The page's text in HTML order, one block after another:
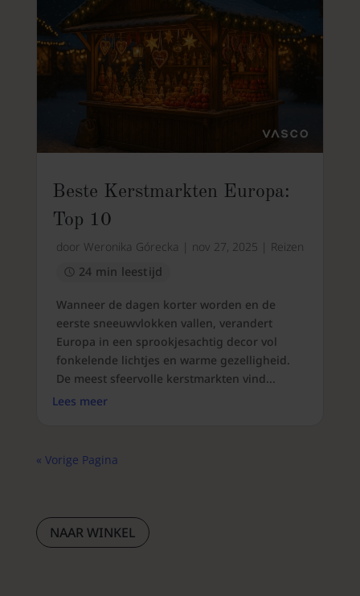
Beste Kerstmarkten Europa:
Top 10
door Weronika Górecka nov 27, 2025
Reizen
24 min leestijd
Wanneer de dagen korter worden en de
eerste sneeuwvlokken vallen, verandert
Europa in een sprookjesachtig decor vol
fonkelende lichtjes en warme gezelligheid.
De meest sfeervolle kerstmarkten vind...
Lees meer
« Vorige Pagina
NAAR WINKEL